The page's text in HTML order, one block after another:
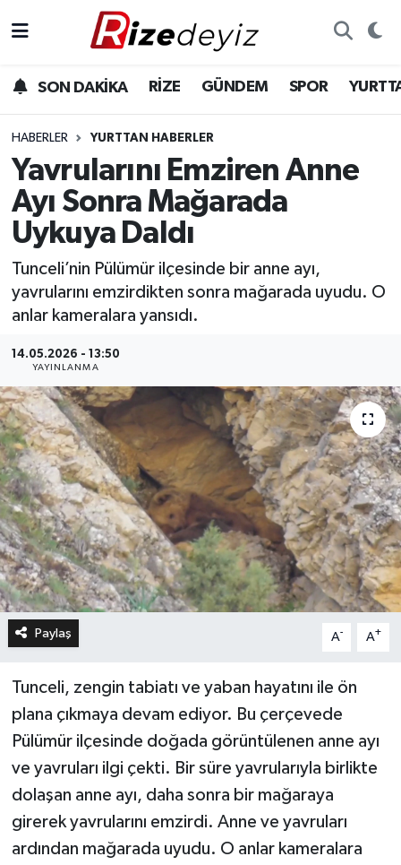
SON DAKİKA RİZE GÜNDEM SPOR
HABERLER YURTTAN HABERLER
Yavrularını Emziren Anne
Ayı Sonra Mağarada
Uykuya Daldı
Tunceli’nin Pülümür ilçesinde bir anne ayı,
yavrularını emzirdikten sonra mağarada uyudu. O
anlar kameralara yansıdı.
14.05.2026 - 13:50
YAYINLANMA
Paylaş A- A+
Tunceli, zengin tabiatı ve yaban hayatını ile ön
plana çıkmaya devam ediyor. Bu çerçevede
Pülümür ilçesinde doğada görüntülenen anne ayı
ve yavruları ilgi çekti. Bir süre yavrularıyla birlikte
dolaşan anne ayı, daha sonra bir mağaraya
girerek yavrularını emzirdi. Anne ve yavruları
ardından mağarada uyudu. O anlar kameralara
Gündem
Yurttan Haberler
Ekonomi
Teknoloji
Sağlık
Rize Hava Durumu
Rize Trafik Yoğunluk Haritası
Süper Lig Puan Durumu ve Fikstür
Tüm Manşetler
Son Dakika Haberleri